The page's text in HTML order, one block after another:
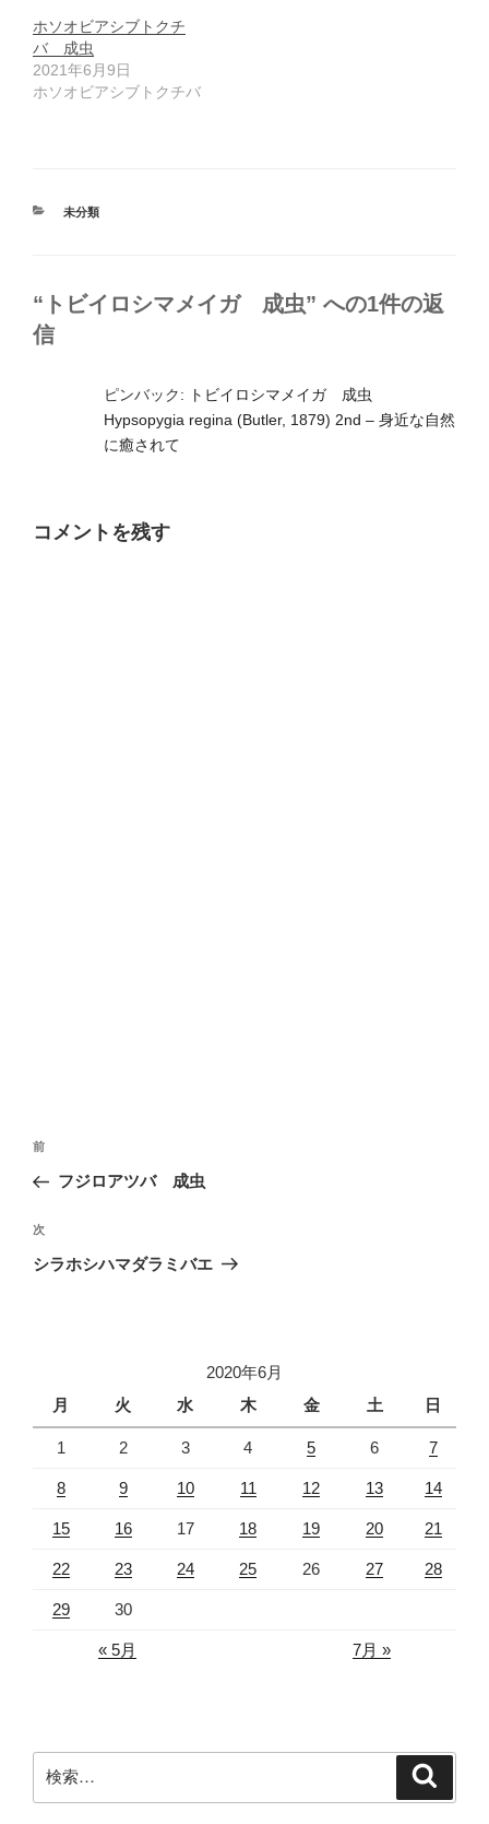
ホソオビアシブトクチ
バ 成虫
2021年6月9日
ホソオビアシブトクチバ
カ
未分類
“トビイロシマメイガ 成虫” への1件の返
信
ピンバック:
トビイロシマメイガ 成虫
Hypsopygia regina (Butler, 1879) 2nd – 身近な自然
に癒されて
コメントを残す
投
ナ
ビ
ゲ
前
の
稿
前
フジロアツバ 成虫
次
の
次
シラホシハマダラミバエ
2020年6月
月
火 水 木 金 土 日
1 2 3 4 5 6 7
8 9 10 11 12 13 14
15 16 17 18 19 20 21
22 23 24 25 26 27 28
29 30
« 5月 7月 »
索: